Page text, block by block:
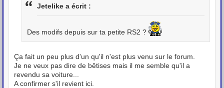
Jetelike a écrit :
Des modifs depuis sur ta petite RS2 ?
Ça fait un peu plus d'un qu'il n'est plus venu sur le forum.
Je ne veux pas dire de bêtises mais il me semble qu'il a
revendu sa voiture...
A confirmer s'il revient ici.